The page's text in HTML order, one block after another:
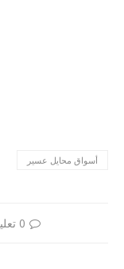
أسواق محايل عسير
0 تعليقات